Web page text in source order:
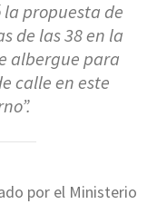
propuesta de
de las 38 en la
albergue para
calle en este
por el Ministerio